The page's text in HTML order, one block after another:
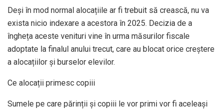
Deși în mod normal alocațiile ar fi trebuit să crească, nu va
exista nicio indexare a acestora în 2025. Decizia de a
îngheța aceste venituri vine în urma măsurilor fiscale
adoptate la finalul anului trecut, care au blocat orice creștere
a alocațiilor și burselor elevilor.
Ce alocații primesc copiii
Sumele pe care părinții și copiii le vor primi vor fi aceleași